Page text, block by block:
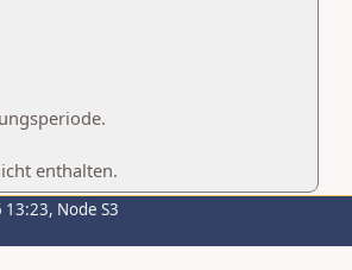
enthalten.
13:23, Node S3